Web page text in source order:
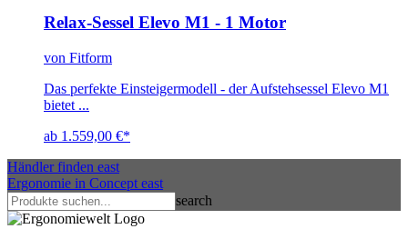
Relax-Sessel Elevo M1 - 1 Motor
von Fitform
Das perfekte Einsteigermodell - der Aufstehsessel Elevo M1
bietet ...
ab 1.559,00 €*
Händler finden east
Ergonomie in Concept east
search